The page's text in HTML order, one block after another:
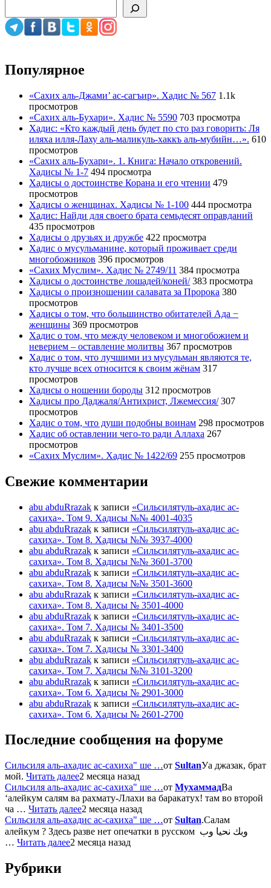
Популярное
«Сахих аль-Джами’ ас-сагъир». Хадис № 567 1.1k
просмотров
«Сахих аль-Бухари». Хадис № 5590 703 просмотра
Хадис: «Кто каждый день будет по сто раз говорить: Ля
иляха илля-Лаху аль-маликуль-хаккъ аль-мубийн…». 610
просмотров
«Сахих аль-Бухари». 1. Книга: Начало откровений.
Хадисы № 1-7 494 просмотра
Хадисы о достоинстве Корана и его чтении 479
просмотров
Хадисы о женщинах. Хадисы № 1-100 444 просмотра
Хадис: Найди для своего брата семьдесят оправданий
435 просмотров
Хадисы о друзьях и дружбе 422 просмотра
Хадис о мусульманине, который проживает среди
многобожников 396 просмотров
«Сахих Муслим». Хадис № 2749/11 384 просмотра
Хадисы о достоинстве лошадей/коней/ 383 просмотра
Хадисы о произношении салавата за Пророка 380
просмотров
Хадисы о том, что большинство обитателей Ада −
женщины 369 просмотров
Хадис о том, что между человеком и многобожием и
неверием – оставление молитвы 367 просмотров
Хадис о том, что лучшими из мусульман являются те,
кто лучше всех относится к своим жёнам 317
просмотров
Хадисы о ношении бороды 312 просмотров
Хадисы про Даджаля/Антихрист, Лжемессия/ 307
просмотров
Хадис о том, что души подобны воинам 298 просмотров
Хадис об оставлении чего-то ради Аллаха 267
просмотров
«Сахих Муслим». Хадис № 1422/69 255 просмотров
Свежие комментарии
abu abduRrazak к записи «Сильсилятуль-ахадис ас-
сахиха». Том 9. Хадисы №№ 4001-4035
abu abduRrazak к записи «Сильсилятуль-ахадис ас-
сахиха». Том 8. Хадисы №№ 3937-4000
abu abduRrazak к записи «Сильсилятуль-ахадис ас-
сахиха». Том 8. Хадисы №№ 3601-3700
abu abduRrazak к записи «Сильсилятуль-ахадис ас-
сахиха». Том 8. Хадисы №№ 3501-3600
abu abduRrazak к записи «Сильсилятуль-ахадис ас-
сахиха». Том 8. Хадисы № 3501-4000
abu abduRrazak к записи «Сильсилятуль-ахадис ас-
сахиха». Том 7. Хадисы № 3401-3500
abu abduRrazak к записи «Сильсилятуль-ахадис ас-
сахиха». Том 7. Хадисы № 3301-3400
abu abduRrazak к записи «Сильсилятуль-ахадис ас-
сахиха». Том 7. Хадисы №№ 3101-3200
abu abduRrazak к записи «Сильсилятуль-ахадис ас-
сахиха». Том 6. Хадисы № 2901-3000
abu abduRrazak к записи «Сильсилятуль-ахадис ас-
сахиха». Том 6. Хадисы № 2601-2700
Последние сообщения на форуме
Сильсиля аль-ахадис ас-сахиха" ше …от SultanУа джазак, брат
мой. Читать далее2 месяца назад
Сильсиля аль-ахадис ас-сахиха" ше …от МухаммадВа
‘алейкум салям ва рахмату-Ллахи ва баракатух! там во второй
ча … Читать далее2 месяца назад
Сильсиля аль-ахадис ас-сахиха" ше …от Sultan.Салам
алейкум ? Здесь разве нет опечатки в русском وبك نحيا وب
… Читать далее2 месяца назад
Рубрики